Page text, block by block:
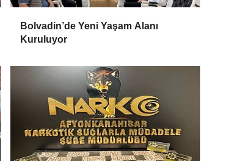
Bolvadin’de Yeni Yaşam Alanı
Kuruluyor